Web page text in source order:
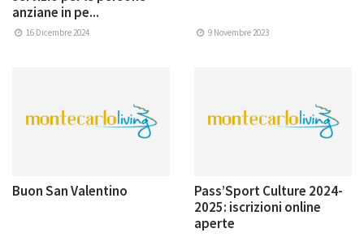
anziane in pe...
16 Dicembre 2024 9 Novembre 2023
Buon San Valentino
Pass’Sport Culture 2024-
2025: iscrizioni online
aperte